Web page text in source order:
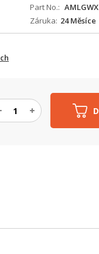
Part No.
AMLGWX
Záruka 24 Měsíce